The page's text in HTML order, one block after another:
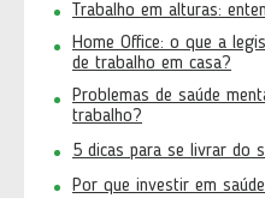
Trabalho em alturas:
Home Office: o que a
de trabalho em casa?
Problemas de saúde
trabalho?
5 dicas para se livrar do
Por que investir em